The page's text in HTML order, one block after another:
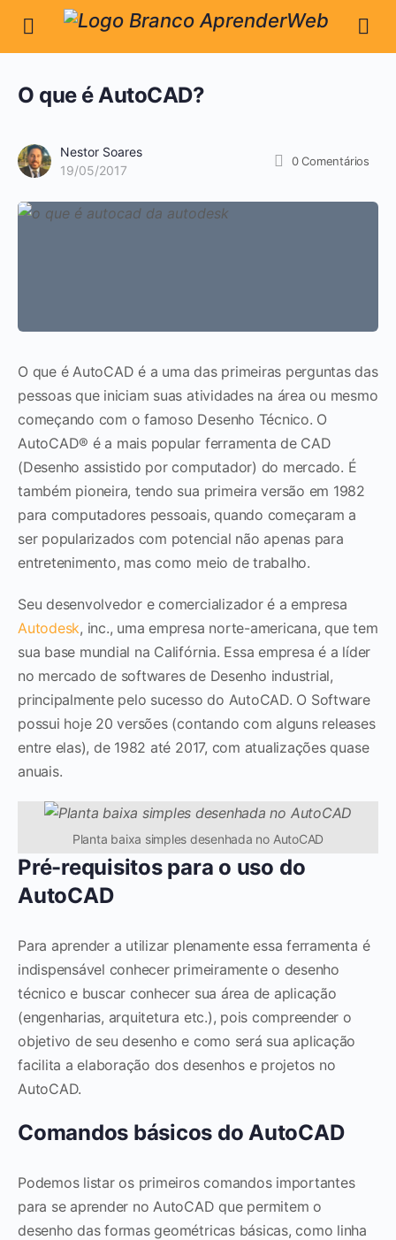
O que é AutoCAD?
Nestor Soares
19/05/2017
0Comentários
O que é AutoCAD é a uma das primeiras perguntas das
pessoas que iniciam suas atividades na área ou mesmo
começando com o famoso Desenho Técnico. O
AutoCAD® é a mais popular ferramenta de CAD
(Desenho assistido por computador) do mercado. É
também pioneira, tendo sua primeira versão em 1982
para computadores pessoais, quando começaram a
ser popularizados com potencial não apenas para
entretenimento, mas como meio de trabalho.
Seu desenvolvedor e comercializador é a empresa
Autodesk, inc., uma empresa norte-americana, que tem
sua base mundial na Califórnia. Essa empresa é a líder
no mercado de softwares de Desenho industrial,
principalmente pelo sucesso do AutoCAD. O Software
possui hoje 20 versões (contando com alguns releases
entre elas), de 1982 até 2017, com atualizações quase
anuais.
Planta baixa simples desenhada no AutoCAD
Pré-requisitos para o uso do
AutoCAD
Para aprender a utilizar plenamente essa ferramenta é
indispensável conhecer primeiramente o desenho
técnico e buscar conhecer sua área de aplicação
(engenharias, arquitetura etc.), pois compreender o
objetivo de seu desenho e como será sua aplicação
facilita a elaboração dos desenhos e projetos no
AutoCAD.
Comandos básicos do AutoCAD
Podemos listar os primeiros comandos importantes
para se aprender no AutoCAD que permitem o
desenho das formas geométricas básicas, como linha